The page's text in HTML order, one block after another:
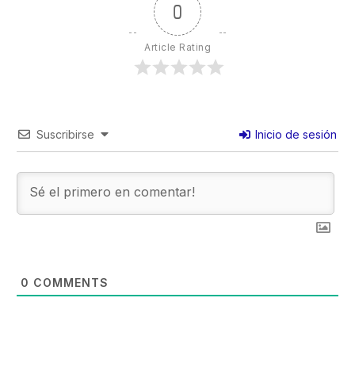
0
Article Rating
Suscribirse Inicio de sesión
0 COMMENTS